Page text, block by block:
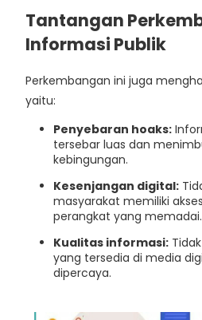
Tantangan
Informasi Publik
Perkembangan ini juga
yaitu:
Penyebaran hoaks:
tersebar luas dan
kebingungan.
Kesenjangan digital:
masyarakat memiliki
perangkat yang memadai.
Kualitas informasi:
yang tersedia di media
dipercaya.